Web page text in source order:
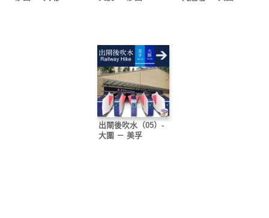
出閘後吹水（05）-
大圍 － 美孚